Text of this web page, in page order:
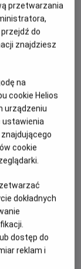
Diane
boisz się
wirusa? A
bliskich - ktoś,
cię
Stephena
Pod
Nicholson
Torrance’a,
hotelu
Duvall) i
nie był
przynosi
przetwarzania
do
znajdziesz
na
cookie Helios
urządzeniu
ustawienia
cookie
dokładnych
dostęp do
reklam i